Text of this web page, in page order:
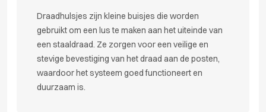
Draadhulsjes zijn kleine buisjes die worden
gebruikt om een lus te maken aan het uiteinde van
een staaldraad. Ze zorgen voor een veilige en
stevige bevestiging van het draad aan de posten,
waardoor het systeem goed functioneert en
duurzaam is.